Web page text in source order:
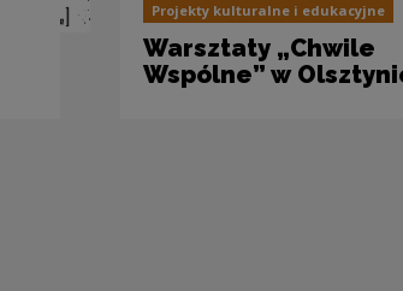
Projekty kulturalne i edukacyjne
Warsztaty „Chwile
Wspólne” w